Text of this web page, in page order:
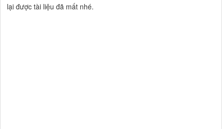
lại được tài liệu đã mất nhé.